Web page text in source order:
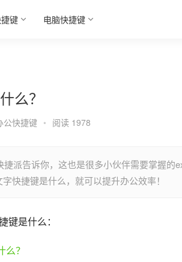
键 电脑快捷键
么？
公快捷键 • 阅读 1978
派告诉你，这也是很多小伙伴需要掌握的
快捷键是什么，就可以提升办公效率！
键是什么：